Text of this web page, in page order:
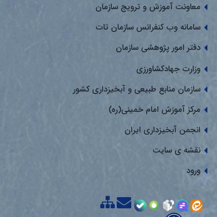
معاونت آموزش و ترویج سازمان
سامانه وب کنفرانس سازمان تات
دفتر امور پژوهشی سازمان
وزارت جهادکشاورزی
سازمان منابع طبیعی و آبخیزداری کشور
مرکز آموزش امام خمینی(ره)
انجمن آبخیزداری ایران
نقشه ی سایت
ورود